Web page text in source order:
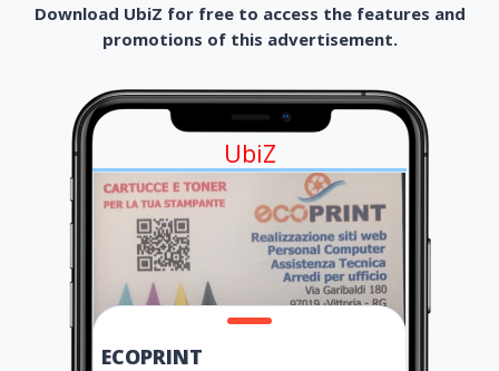
Download UbiZ for free to access the features and
promotions of this advertisement.
UbiZ
ECOPRINT